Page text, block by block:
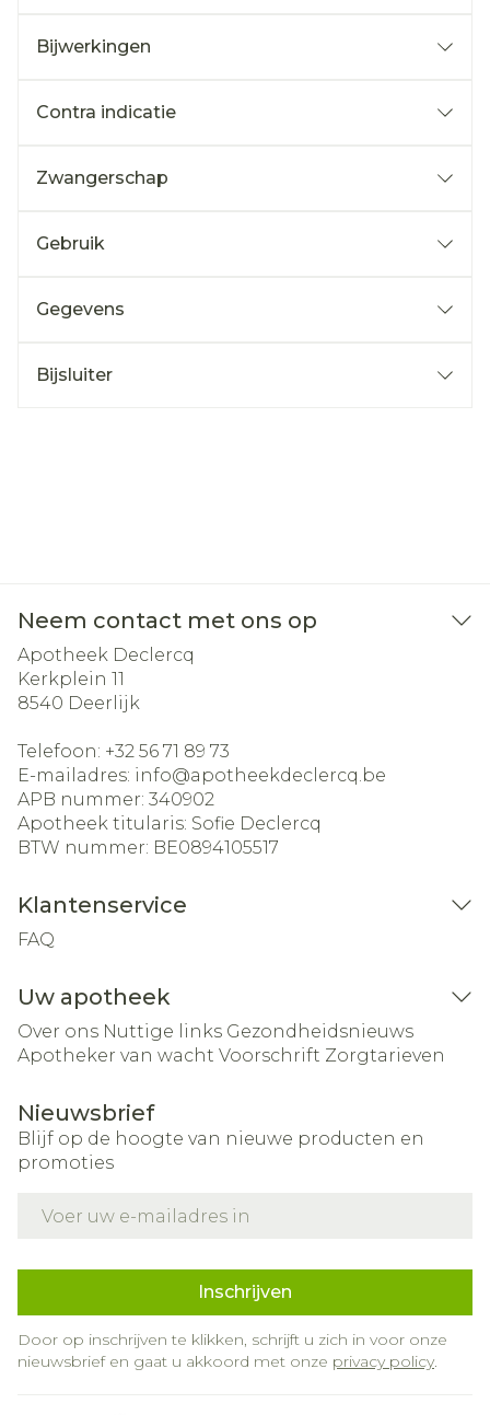
Bijwerkingen
Contra indicatie
Zwangerschap
Gebruik
Gegevens
Bijsluiter
Neem contact met ons op
Apotheek Declercq
Kerkplein 11
8540 Deerlijk
Telefoon: +32 56 71 89 73
E-mailadres: info@apotheekdeclercq.be
APB nummer: 340902
Apotheek titularis: Sofie Declercq
BTW nummer: BE0894105517
Klantenservice
FAQ
Uw apotheek
Over ons Nuttige links Gezondheidsnieuws
Apotheker van wacht Voorschrift Zorgtarieven
Nieuwsbrief
Blijf op de hoogte van nieuwe producten en
promoties
Inschrijven
Door op inschrijven te klikken, schrijft u zich in voor onze
nieuwsbrief en gaat u akkoord met onze privacy policy.